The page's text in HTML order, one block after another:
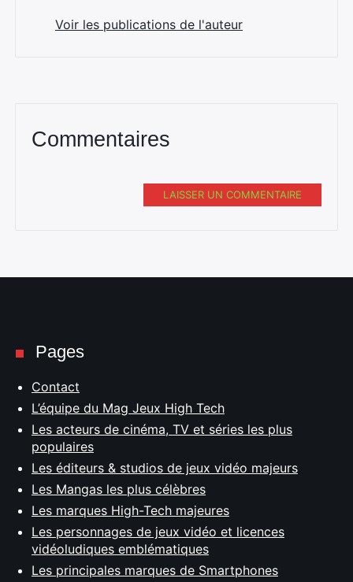
Voir les publications de l'auteur
Commentaires
LAISSER UN COMMENTAIRE
Pages
Contact
L’équipe du Mag Jeux High Tech
Les acteurs de cinéma, TV et séries les plus
populaires
Les éditeurs & studios de jeux vidéo majeurs
Les Mangas les plus célèbres
Les marques High-Tech majeures
Les personnages de jeux vidéo et licences
vidéoludiques emblématiques
Les principales marques de Smartphones